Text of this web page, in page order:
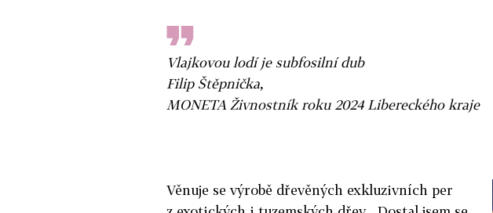
Vlajkovou lodí je subfosilní dub
Filip Štěpnička,
MONETA Živnostník roku 2024 Libereckého kraje
Věnuje se výrobě dřevěných exkluzivních per